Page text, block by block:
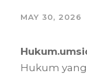
MAY 30, 2026
Hukum